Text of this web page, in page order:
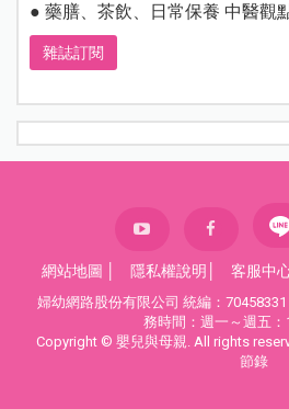
● 藥膳、茶飲、日常保養 中醫觀
雜誌訂閱
網站地圖 隱私權說明 客服中
婦幼網路股份有限公司 統編：
務時間：週一～週五：
Copyright © 嬰兒與母親. All rights
節錄